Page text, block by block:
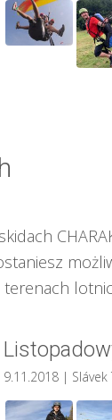
9.11.2018 | Slávek